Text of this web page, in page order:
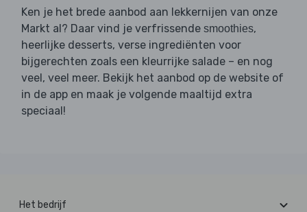
Ken je het brede aanbod aan lekkernijen van onze
Markt al? Daar vind je verfrissende smoothies,
heerlijke desserts, verse ingrediënten voor
bijgerechten zoals een kleurrijke salade – en nog
veel, veel meer. Bekijk het aanbod op de website of
in de app en maak je volgende maaltijd extra
speciaal!
Het bedrijf